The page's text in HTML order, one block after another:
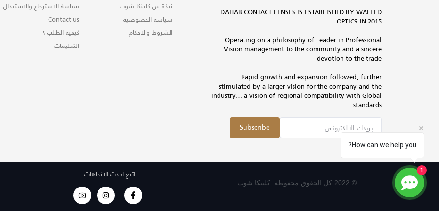
DAHAB CONTACT LENSES IS ESTABLISHED BY WALEED
OPTICS IN 2015
Operating on a philosophy of Leader in Professional
Vision management to the community and a sincere
devotion to the trade
Rapid growth and expansion followed, further
stimulated by a larger vision for the company and the
industry… a vision of regional compatibility with Global
standards.
Subscribe
نبذة عن كلينكا شوب
سياسة الخصوصية
الشروط والاحكام
سياسة الاسترجاع والاستبدال
Contact us
كيفية الطلب ؟
التعليمات
© 2022 كل الحقوق محفوظة. كلينكا شوب
اتبع أحدث الاتجاهات
How can we help you?
1